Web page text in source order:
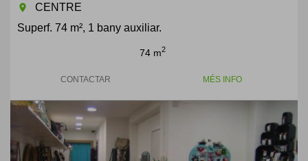
room
CENTRE
Superf. 74 m², 1 bany auxiliar.
74 m2
CONTACTAR MÉS INFO
Previous